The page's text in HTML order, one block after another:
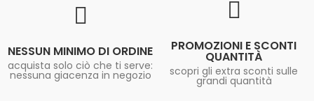
NESSUN MINIMO DI ORDINE
acquista solo ciò che ti serve:
nessuna giacenza in negozio
PROMOZIONI E SCONTI
QUANTITÀ
scopri gli extra sconti sulle
grandi quantità